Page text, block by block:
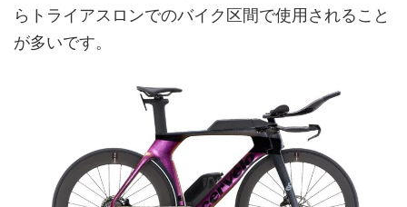
らトライアスロンでのバイク区間で使用されること
が多いです。